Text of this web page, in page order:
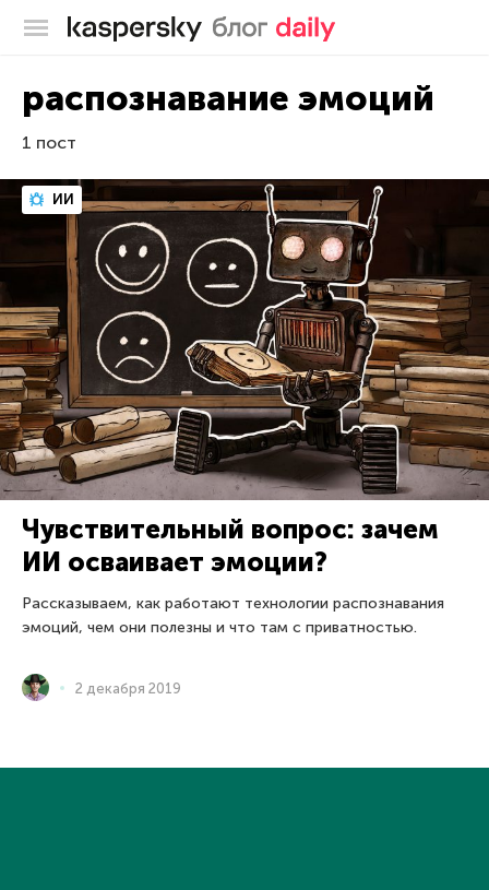
Блог Касперского
распознавание эмоций
1 пост
ИИ
Чувствительный вопрос: зачем
ИИ осваивает эмоции?
Рассказываем, как работают технологии распознавания
эмоций, чем они полезны и что там с приватностью.
2 декабря 2019